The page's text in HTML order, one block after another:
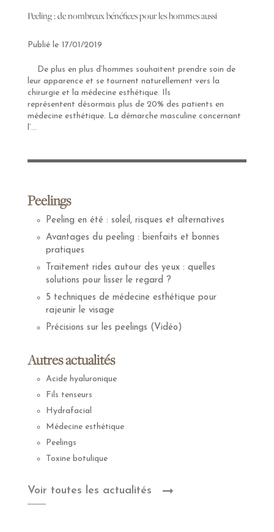
Peeling : de nombreux bénéfices pour les hommes aussi
17/01/2019
De plus en plus d’hommes souhaitent prendre soin de
leur apparence et se tournent naturellement vers la
chirurgie et la médecine esthétique. Ils
représentent désormais plus de 20% des patients en
médecine esthétique. La démarche masculine concernant
l’...
Peelings
Peeling en été : soleil, risques et alternatives
Avantages du peeling : bienfaits et bonnes
pratiques
Traitement rides autour des yeux : quelles
solutions pour lisser le regard ?
5 techniques de médecine esthétique pour
rajeunir le visage
Précisions sur les peelings (Vidéo)
Autres actualités
Acide hyaluronique
Fils tenseurs
Hydrafacial
Médecine esthétique
Peelings
Toxine botulique
Voir toutes les actualités